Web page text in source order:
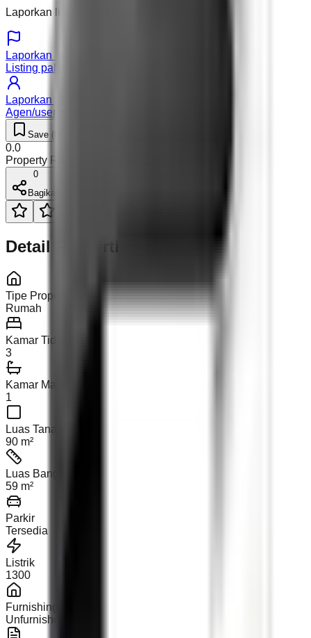
Laporkan listing atau pengguna yang mencurigakan.
Laporkan listing
Listing palsu atau detail salah
Laporkan pengguna
Agen/user mencurigakan
Save (
0.0
Property Rating (
0
Bagikan
Detail Properti
Tipe Properti
Rumah
Kamar Tidur
3
Kamar Mandi
1
Luas Tanah
90 m²
Luas Bangunan
59 m²
Parkir
Tersedia
Listrik
1300
Furnishing
Unfurnished